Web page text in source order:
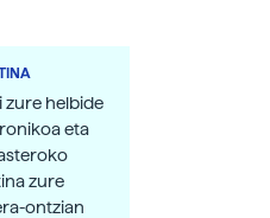
zure helbide
eta
zure
ontzian